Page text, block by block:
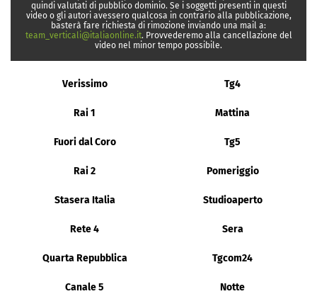
quindi valutati di pubblico dominio. Se i soggetti presenti in questi
video o gli autori avessero qualcosa in contrario alla pubblicazione,
basterà fare richiesta di rimozione inviando una mail a:
team_verticali@italiaonline.it. Provvederemo alla cancellazione del
video nel minor tempo possibile.
Verissimo Tg4
Rai 1 Mattina
Fuori dal Coro Tg5
Rai 2 Pomeriggio
Stasera Italia Studioaperto
Rete 4 Sera
Quarta Repubblica Tgcom24
Canale 5 Notte